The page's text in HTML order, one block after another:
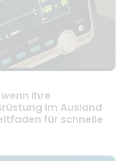
Ihre
im Ausland
für schnelle